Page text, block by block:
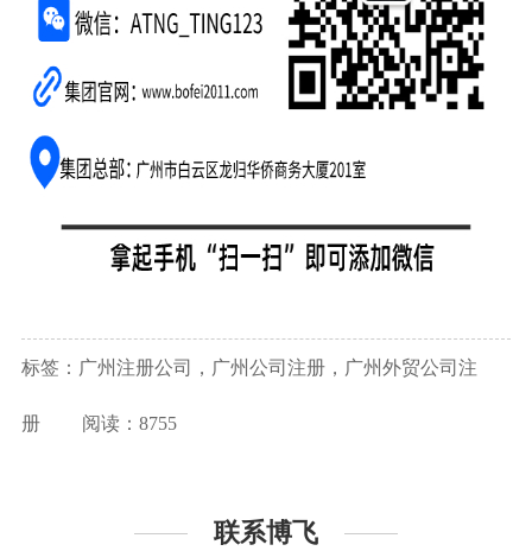
标签：广州注册公司，广州公司注册，广州外贸公司注
册 阅读：8755
联系博飞